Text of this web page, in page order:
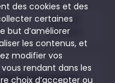
50,00 €
Hommes
cet évènement
des cookies et des
certaines
but d’améliorer
les contenus, et
modifier vos
rendant dans les
choix d’accepter ou